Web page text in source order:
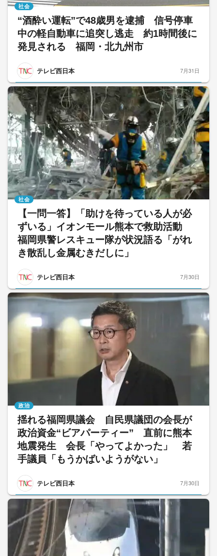
“酒酔い運転”で48歳男を逮捕 信号停車
中の軽自動車に追突し逃走 約1時間後に
発見される 福岡・北九州市
テレビ西日本
社会
7月31日
【一問一答】「助けを待っている人が必
ずいる」イオンモール熊本で救助活動
福岡県警レスキュー隊が状況語る「がれ
き散乱し金属むきだしに」
テレビ西日本
社会
7月30日
揺れる福岡県議会 自民県議団の会長が
政治資金“ビアパーティー” 直前に熊本
地震発生 会長「やってよかった」 若
手議員「もうかばいようがない」
テレビ西日本
政治
7月30日